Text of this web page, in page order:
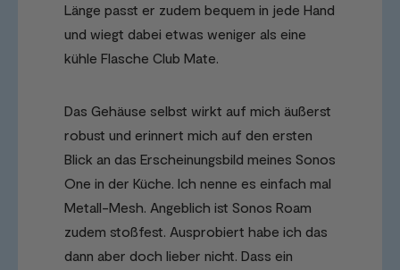
Länge passt er zudem bequem in jede Hand
und wiegt dabei etwas weniger als eine
kühle Flasche Club Mate.
Das Gehäuse selbst wirkt auf mich äußerst
robust und erinnert mich auf den ersten
Blick an das Erscheinungsbild meines Sonos
One in der Küche. Ich nenne es einfach mal
Metall-Mesh. Angeblich ist Sonos Roam
zudem stoßfest. Ausprobiert habe ich das
dann aber doch lieber nicht. Dass ein